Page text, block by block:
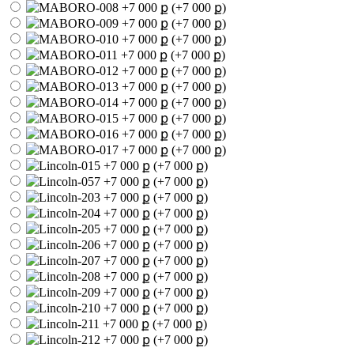
(+7 000 ք)
(+7 000 ք)
(+7 000 ք)
(+7 000 ք)
(+7 000 ք)
(+7 000 ք)
(+7 000 ք)
(+7 000 ք)
(+7 000 ք)
(+7 000 ք)
(+7 000 ք)
(+7 000 ք)
(+7 000 ք)
(+7 000 ք)
(+7 000 ք)
(+7 000 ք)
(+7 000 ք)
(+7 000 ք)
(+7 000 ք)
(+7 000 ք)
(+7 000 ք)
(+7 000 ք)